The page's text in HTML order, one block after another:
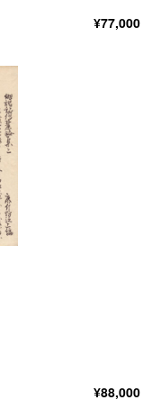
¥77,000
¥88,000